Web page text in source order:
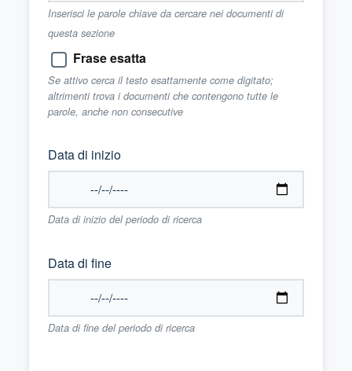
Inserisci le parole chiave da cercare nei documenti di
questa sezione
Frase esatta
Se attivo cerca il testo esattamente come digitato;
altrimenti trova i documenti che contengono tutte le
parole, anche non consecutive
Data di inizio
Data di inizio del periodo di ricerca
Data di fine
Data di fine del periodo di ricerca